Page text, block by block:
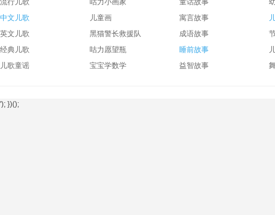
流行儿歌
中文儿歌
英文儿歌
经典儿歌
儿歌童谣
咕力小画家
儿童画
黑猫警长救援队
咕力愿望瓶
宝宝学数学
童话故事
寓言故事
成语故事
睡前故事
益智故事
'); })();